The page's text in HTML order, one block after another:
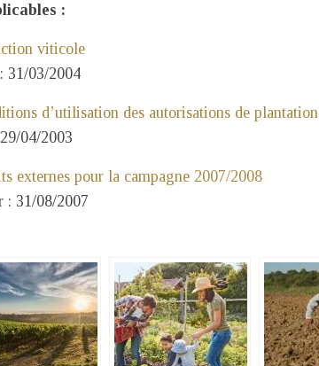
:
viticole
31/03/2004
d’utilisation des autorisations de plantation
04/2003
externes pour la campagne 2007/2008
: 31/08/2007